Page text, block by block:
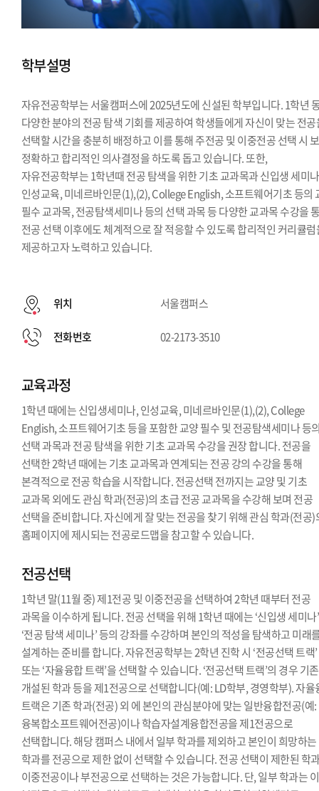
학부설명
자유전공학부는 서울캠퍼스에 2025년도에 신설된 학부입니다. 1학년
다양한 분야의 전공 탐색 기회를 제공하여 학생들에게 자신이 맞는 전
선택할 시간을 충분히 배정하고 이를 통해 주전공 및 이중전공 선택 시
정확하고 합리적인 의사결정을 하도록 돕고 있습니다. 또한,
자유전공학부는 1학년때 전공 탐색을 위한 기초 교과목과 신입생 세미
인성교육, 미네르바인문(1),(2), College English, 소프트웨어기초 등의
필수 교과목, 전공탐색세미나 등의 선택 과목 등 다양한 교과목 수강을
전공 선택 이후에도 체계적으로 잘 적응할 수 있도록 합리적인 커리큘
제공하고자 노력하고 있습니다.
위치 서울캠퍼스
전화번호 02-2173-3510
교육과정
1학년 때에는 신입생세미나, 인성교육, 미네르바인문(1),(2), College
English, 소프트웨어기초 등을 포함한 교양 필수 및 전공탐색세미나 등
선택 과목과 전공 탐색을 위한 기초 교과목 수강을 권장 합니다. 전공을
선택한 2학년 때에는 기초 교과목과 연계되는 전공 강의 수강을 통해
본격적으로 전공 학습을 시작합니다. 전공선택 전까지는 교양 및 기초
교과목 외에도 관심 학과(전공)의 초급 전공 교과목을 수강해 보며 전공
선택을 준비합니다. 자신에게 잘 맞는 전공을 찾기 위해 관심 학과(전공)
홈페이지에 제시되는 전공로드맵을 참고할 수 있습니다.
전공선택
1학년 말(11월 중) 제1전공 및 이중전공을 선택하여 2학년 때부터 전공
과목을 이수하게 됩니다. 전공 선택을 위해 1학년 때에는 ‘신입생 세미나
‘전공 탐색 세미나’ 등의 강좌를 수강하며 본인의 적성을 탐색하고 미래
설계하는 준비를 합니다. 자유전공학부는 2학년 진학 시 ‘전공선택 트랙’
또는 ‘자율융합 트랙’을 선택할 수 있습니다. ‘전공선택 트랙’의 경우 기
개설된 학과 등을 제1전공으로 선택합니다(예: LD학부, 경영학부). 자율
트랙은 기존 학과(전공) 외 에 본인의 관심분야에 맞는 일반융합전공(예:
융복합소프트웨어전공)이나 학습자설계융합전공을 제1전공으로
선택합니다. 해당 캠퍼스 내에서 일부 학과를 제외하고 본인이 희망하는
학과를 전공으로 제한 없이 선택할 수 있습니다. 전공 선택이 제한된 학
이중전공이나 부전공으로 선택하는 것은 가능합니다. 단, 일부 학과는